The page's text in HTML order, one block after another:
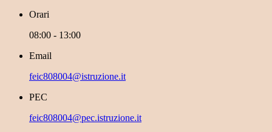
Orari
08:00 - 13:00
Email
feic808004@istruzione.it
PEC
feic808004@pec.istruzione.it